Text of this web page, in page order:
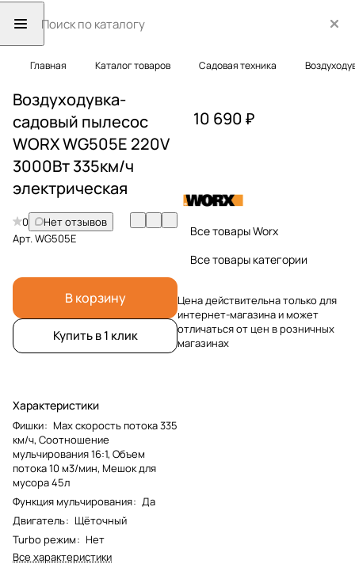
Главная Каталог товаров Садовая техника
Воздуходувка-
садовый пылесос
WORX WG505E 220V
3000Вт 335км/ч
электрическая
0
Нет отзывов
Арт.WG505E
В корзину
Купить в 1 клик
Характеристики
Фишки: Max скорость потока 335
км/ч, Соотношение
мульчирования 16:1, Объем
потока 10 м3/мин, Мешок для
мусора 45л
Функция мульчирования: Да
Двигатель: Щёточный
Turbo режим: Нет
Все характеристики
10 690 ₽
Все товары Worx
Все товары категории
Цена действительна только для
интернет-магазина и может
отличаться от цен в розничных
магазинах